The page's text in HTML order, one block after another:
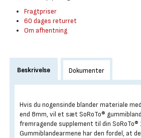
Fragtpriser
60 dages returret
Om afhentning
Beskrivelse Dokumenter
Hvis du nogensinde blander materiale
end 8mm, vil et sæt SoRoTo®
fremragende supplement til din SoRoTo®
Gummiblandearmene har den fordel, at